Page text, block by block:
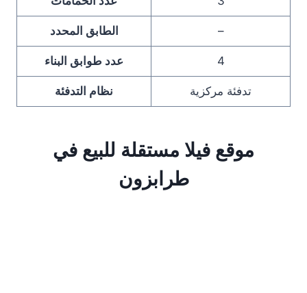
الطابق المحدد –
عدد طوابق البناء 4
نظام التدفئة تدفئة مركزية
موقع فيلا مستقلة للبيع في
طرابزون